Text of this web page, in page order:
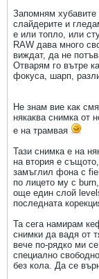
Запомням хубавите
слайдерите и
е или топло, или
RAW дава много
виждат, да не
Отварям го вътре
фокуса, шарп,
Не знам вие как
някаква снимка от
е на трамвая
Тази снимка е на
на втория е
замъглил фона с
по лицето му с
още един слой
последната
Та сега намирам
снимки да вадя от
вече по-рядко ми
специално
без кола. Да се